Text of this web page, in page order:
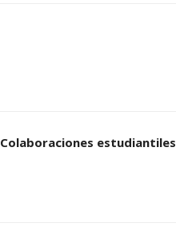
Colaboraciones estudiantiles